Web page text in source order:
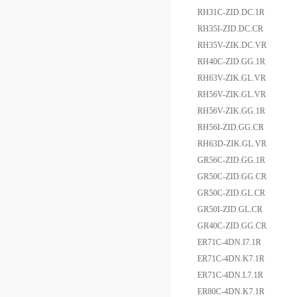
RH31C-ZID.DC.1R
RH35I-ZID.DC.CR
RH35V-ZIK.DC.VR
RH40C-ZID.GG.1R
RH63V-ZIK.GL.VR
RH56V-ZIK.GL.VR
RH56V-ZIK.GG.1R
RH56I-ZID.GG.CR
RH63D-ZIK.GL.VR
GR56C-ZID.GG.1R
GR50C-ZID.GG.CR
GR50C-ZID.GL.CR
GR50I-ZID.GL.CR
GR40C-ZID.GG.CR
ER71C-4DN.I7.1R
ER71C-4DN.K7.1R
ER71C-4DN.L7.1R
ER80C-4DN.K7.1R